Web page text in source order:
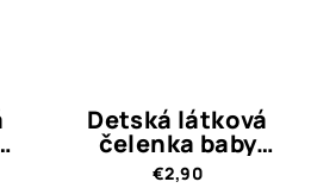
Detská látková
čelenka baby
ružová s uzlom
€2,90